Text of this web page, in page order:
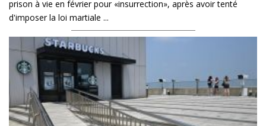
prison à vie en février pour «insurrection», après avoir tenté
d'imposer la loi martiale ...